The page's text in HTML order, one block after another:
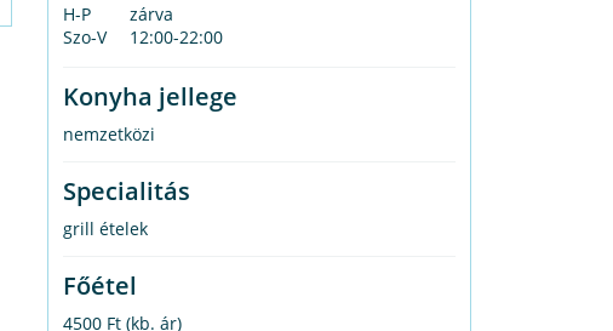
H-P
zárva
Szo-V
12:00-22:00
Konyha jellege
nemzetközi
Specialitás
grill ételek
Főétel
4500 Ft (kb. ár)